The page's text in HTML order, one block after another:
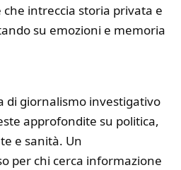
intreccia storia privata e
su emozioni e memoria
di giornalismo investigativo
approfondite su politica,
e sanità. Un
per chi cerca informazione